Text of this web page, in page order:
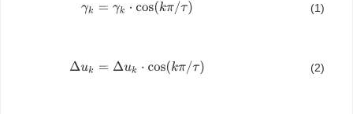
γk =γk cos(kπ/τ) (1)
Δ uk =Δuk⋅ cos(kπ/τ) (2)